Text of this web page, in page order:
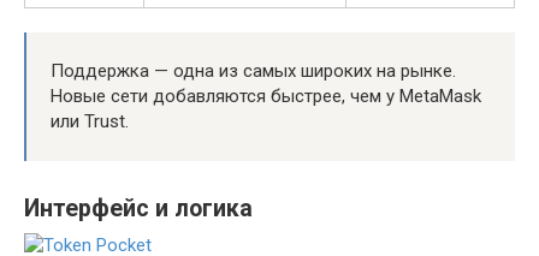
Поддержка — одна из самых широких на рынке.
Новые сети добавляются быстрее, чем у MetaMask
или Trust.
Интерфейс и логика